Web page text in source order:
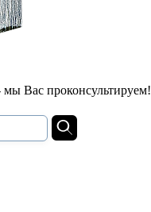
Вас проконсультируем!